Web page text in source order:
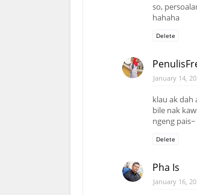
so,
hahaha
Delete
January 14,
klau ak dah
bile nak
ngeng pais~
Delete
Pha Is
January 16,